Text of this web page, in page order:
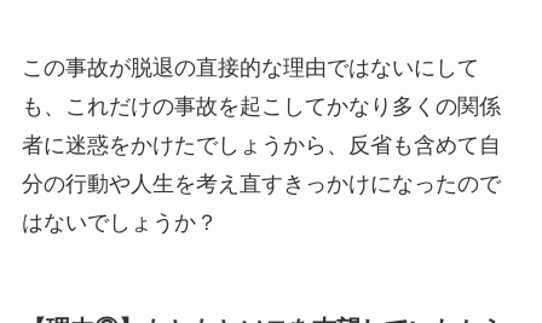
この事故が脱退の直接的な理由ではないにして
も、これだけの事故を起こしてかなり多くの関係
者に迷惑をかけたでしょうから、反省も含めて自
分の行動や人生を考え直すきっかけになったので
はないでしょうか？